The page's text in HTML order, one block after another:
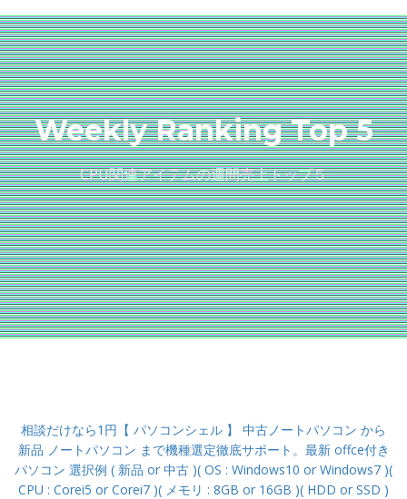
Weekly Ranking Top 5
CPU関連アイテムの週間売上トップ５
相談だけなら1円【 パソコンシェル 】 中古ノートパソコン から
新品 ノートパソコン まで機種選定徹底サポート。最新 offce付き
パソコン 選択例 ( 新品 or 中古 )( OS : Windows10 or Windows7 )(
CPU : Corei5 or Corei7 )( メモリ : 8GB or 16GB )( HDD or SSD )